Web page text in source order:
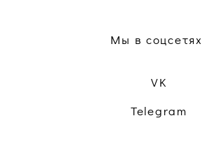
Мы в соцсетях
VK
Telegram